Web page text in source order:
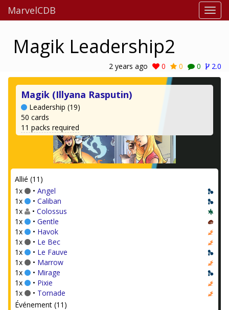
MarvelCDB
Magik Leadership2
2 years ago 0 0 0 2.0
Magik (Illyana Rasputin)
Leadership (19)
50 cards
11 packs required
Allié (11)
1x
• Angel
1x
• Caliban
1x
• Colossus
1x
• Gentle
1x
• Havok
1x
• Le Bec
1x
• Le Fauve
1x
• Marrow
1x
• Mirage
1x
• Pixie
1x
• Tornade
Événement (11)